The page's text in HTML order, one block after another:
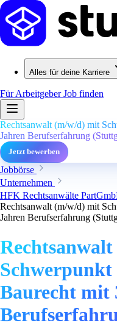
Alles für deine Karriere
Für ArbeitgeberJob finden
Rechtsanwalt (m/w/d) mit
Jahren Berufserfahrung
Jetzt bewerben
Jobbörse
Unternehmen
HFK Rechtsanwälte
Rechtsanwalt (m/w/d) mit
Jahren Berufserfahrung
Baurecht mit